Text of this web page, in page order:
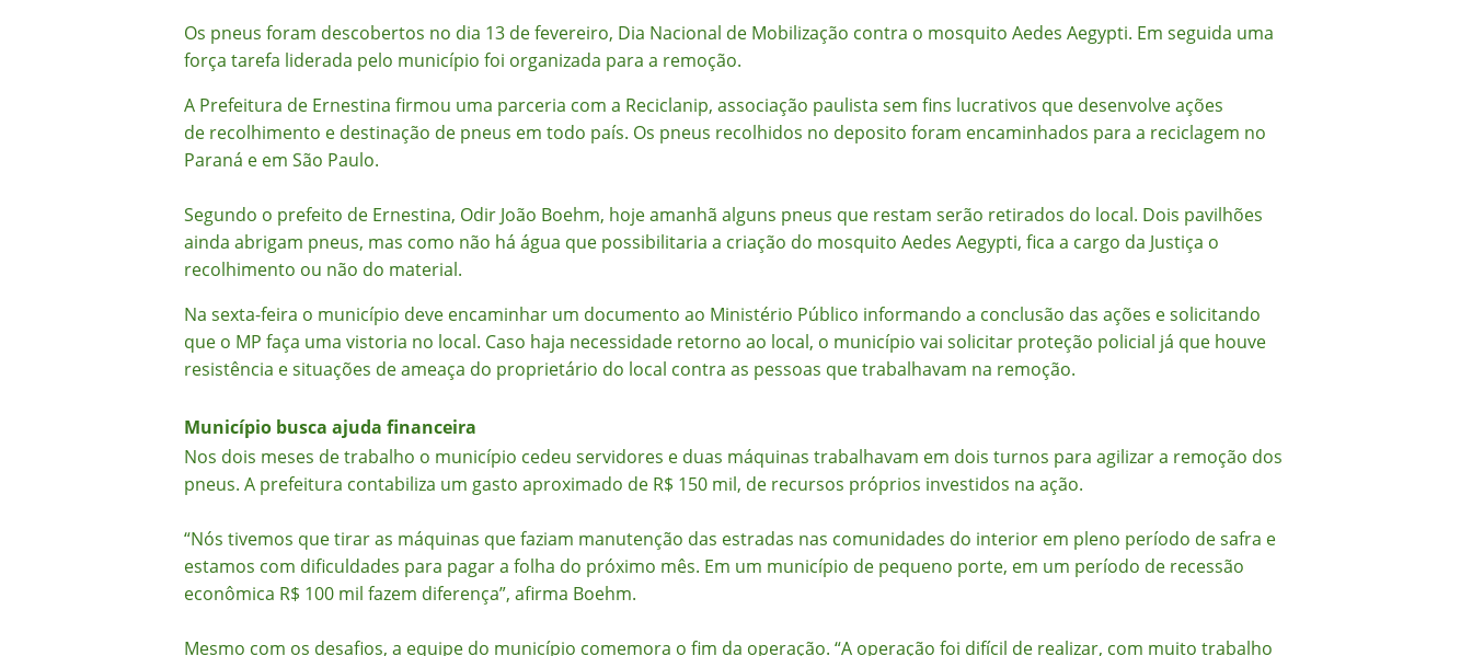
Os pneus foram descobertos no dia 13 de fevereiro, Dia Nacional de Mobilização contra o mosquito Aedes Aegypti. Em seguida uma
força tarefa liderada pelo município foi organizada para a remoção.
A Prefeitura de Ernestina firmou uma parceria com a Reciclanip, associação paulista sem fins lucrativos que desenvolve ações
de recolhimento e destinação de pneus em todo país. Os pneus recolhidos no deposito foram encaminhados para a reciclagem no
Paraná e em São Paulo.
Segundo o prefeito de Ernestina, Odir João Boehm, hoje amanhã alguns pneus que restam serão retirados do local. Dois pavilhões
ainda abrigam pneus, mas como não há água que possibilitaria a criação do mosquito Aedes Aegypti, fica a cargo da Justiça o
recolhimento ou não do material.
Na sexta-feira o município deve encaminhar um documento ao Ministério Público informando a conclusão das ações e solicitando
que o MP faça uma vistoria no local. Caso haja necessidade retorno ao local, o município vai solicitar proteção policial já que houve
resistência e situações de ameaça do proprietário do local contra as pessoas que trabalhavam na remoção.
Município busca ajuda financeira
Nos dois meses de trabalho o município cedeu servidores e duas máquinas trabalhavam em dois turnos para agilizar a remoção dos
pneus. A prefeitura contabiliza um gasto aproximado de R$ 150 mil, de recursos próprios investidos na ação.
“Nós tivemos que tirar as máquinas que faziam manutenção das estradas nas comunidades do interior em pleno período de safra e
estamos com dificuldades para pagar a folha do próximo mês. Em um município de pequeno porte, em um período de recessão
econômica R$ 100 mil fazem diferença”, afirma Boehm.
Mesmo com os desafios, a equipe do município comemora o fim da operação. “A operação foi difícil de realizar, com muito trabalho